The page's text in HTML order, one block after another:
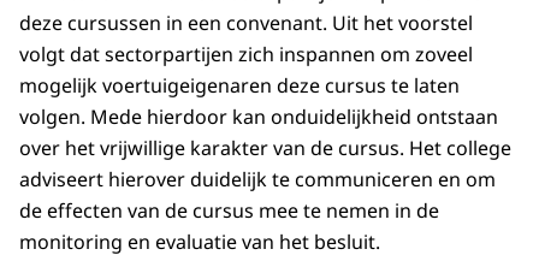
deze cursussen in een convenant. Uit het voorstel
volgt dat sectorpartijen zich inspannen om zoveel
mogelijk voertuigeigenaren deze cursus te laten
volgen. Mede hierdoor kan onduidelijkheid ontstaan
over het vrijwillige karakter van de cursus. Het college
adviseert hierover duidelijk te communiceren en om
de effecten van de cursus mee te nemen in de
monitoring en evaluatie van het besluit.